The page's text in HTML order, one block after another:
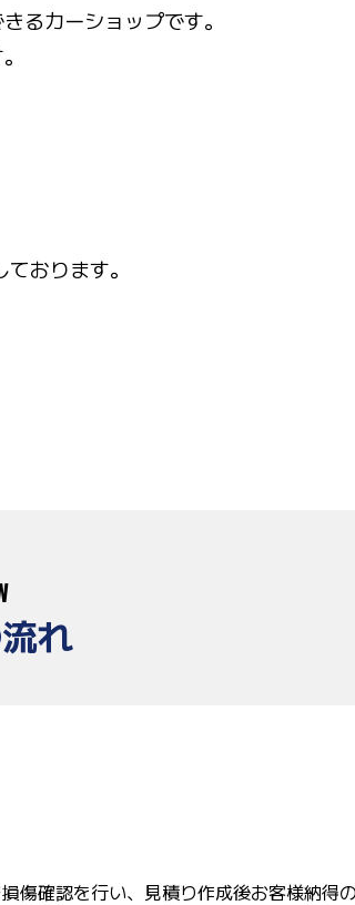
るカーショップです。
おります。
れ
傷確認を行い、見積り作成後お客様納得